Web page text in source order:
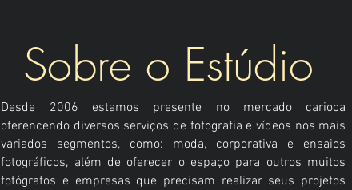
Desde 2006 estamos presente no mercado carioca
oferencendo diversos serviços de fotografia e vídeos nos mais
variados segmentos, como: moda, corporativa e ensaios
fotográficos, além de oferecer o espaço para outros muitos
fotógrafos e empresas que precisam realizar seus projetos
Sobre o Estúdio